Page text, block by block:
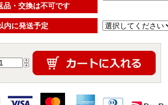
品・交換は不可です
内に発送予定